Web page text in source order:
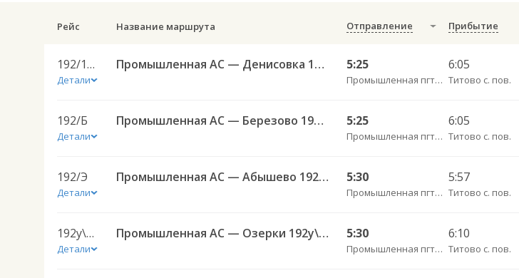
Рейс Название маршрута Отправление Прибытие
192/196О
Детали
Промышленная АС — Денисовка 192/196О 5:25
Промышленная пгт АС
6:05
Титово с. пов.
192/Б
Детали
Промышленная АС — Березово 192/Б 5:25
Промышленная пгт АС
6:05
Титово с. пов.
192/Э
Детали
Промышленная АС — Абышево 192/Э 5:30
Промышленная пгт АС
5:57
Титово с. пов.
192у\196
Детали
Промышленная АС — Озерки 192у\196 5:30
Промышленная пгт АС
6:10
Титово с. пов.